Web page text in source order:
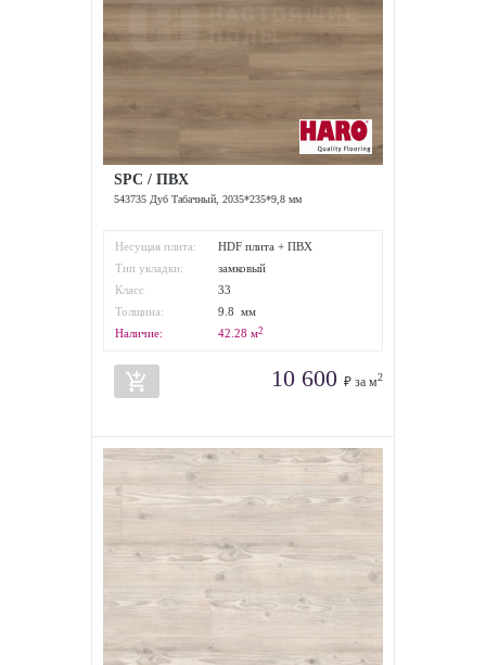
SPC / ПВХ
543735 Дуб Табачный, 2035*235*9,8 мм
Несущая плита:
HDF плита + ПВХ
Тип укладки:
замковый
Класс
износостойкости:
33
Толщина:
9.8 мм
Наличие:
42.28 м2
add_shopping_cart 10 600 ₽ за м2